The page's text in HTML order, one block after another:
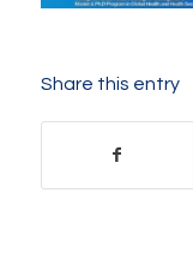
Share this entry